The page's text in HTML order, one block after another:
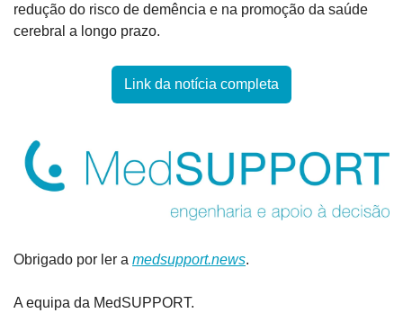
redução do risco de demência e na promoção da saúde
cerebral a longo prazo.
Link da notícia completa
Obrigado por ler a medsupport.news.
A equipa da MedSUPPORT.